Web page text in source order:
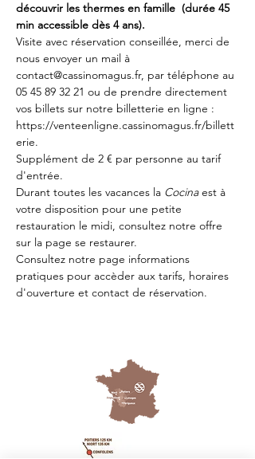
découvrir les thermes en famille  (durée 45
min accessible dès 4 ans).
Visite avec réservation conseillée, merci de
nous envoyer un mail à
contact@cassinomagus.fr, par téléphone au
05 45 89 32 21 ou de prendre directement
vos billets sur notre billetterie en ligne :
https://venteenligne.cassinomagus.fr/billett
erie.
Supplément de 2 € par personne au tarif
d'entrée.
Durant toutes les vacances la Cocina est à
votre disposition pour une petite
restauration le midi, consultez notre offre
sur la page se restaurer.
Consultez notre page informations
pratiques pour accèder aux tarifs, horaires
d'ouverture et contact de réservation.